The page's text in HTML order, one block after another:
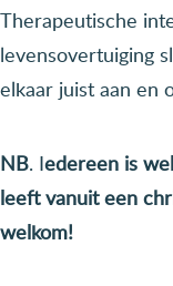
Therapeutische
levensovertuiging
elkaar juist aan en
NB. Iedereen is
leeft vanuit een
welkom!